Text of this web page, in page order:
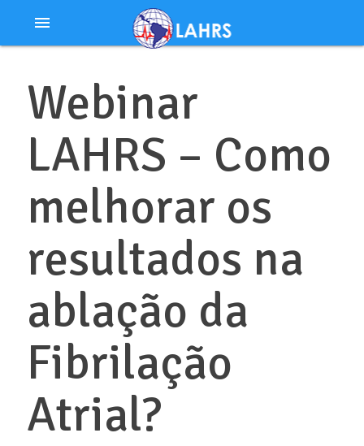
menu
Webinar
LAHRS – Como
melhorar os
resultados na
ablação da
Fibrilação
Atrial?